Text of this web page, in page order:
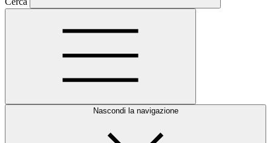
Nascondi la navigazione